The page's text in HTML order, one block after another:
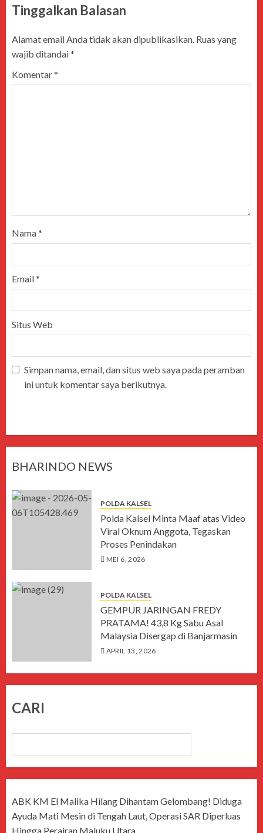
Tinggalkan Balasan
Alamat email Anda tidak akan dipublikasikan. Ruas yang
wajib ditandai*
Komentar*
Nama*
Email*
Situs Web
Simpan nama, email, dan situs web saya pada peramban
ini untuk komentar saya berikutnya.
BHARINDO NEWS
POLDA KALSEL
Polda Kalsel Minta Maaf atas Video
Viral Oknum Anggota, Tegaskan
Proses Penindakan
MEI 6, 2026
POLDA KALSEL
GEMPUR JARINGAN FREDY
PRATAMA! 43,8 Kg Sabu Asal
Malaysia Disergap di Banjarmasin
APRIL 13, 2026
CARI
ABK KM El Malika Hilang Dihantam Gelombang! Diduga
Ayuda Mati Mesin di Tengah Laut, Operasi SAR Diperluas
Hingga Perairan Maluku Utara